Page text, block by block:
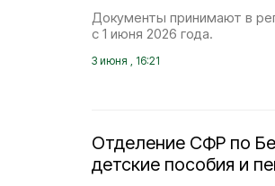
Документы принимают в
с 1 июня 2026 года.
3 июня , 16:21
Отделение СФР по
детские пособия и